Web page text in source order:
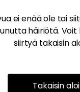
ei enää ole tai
häiriötä.
siirtyä takaisin
Takaisin